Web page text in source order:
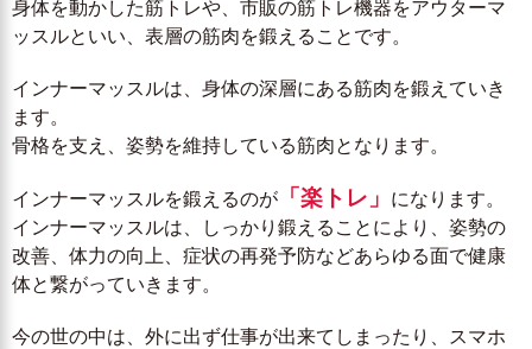
身体を動かした筋トレや、市販の筋トレ機器をアウターマ
ッスルといい、表層の筋肉を鍛えることです。
インナーマッスルは、身体の深層にある筋肉を鍛えていき
ます。
骨格を支え、姿勢を維持している筋肉となります。
インナーマッスルを鍛えるのが 「楽トレ」
になります。
インナーマッスルは、しっかり鍛えることにより、姿勢の
改善、体力の向上、症状の再発予防などあらゆる面で健康
体と繋がっていきます。
今の世の中は、外に出ず仕事が出来てしまったり、スマホ